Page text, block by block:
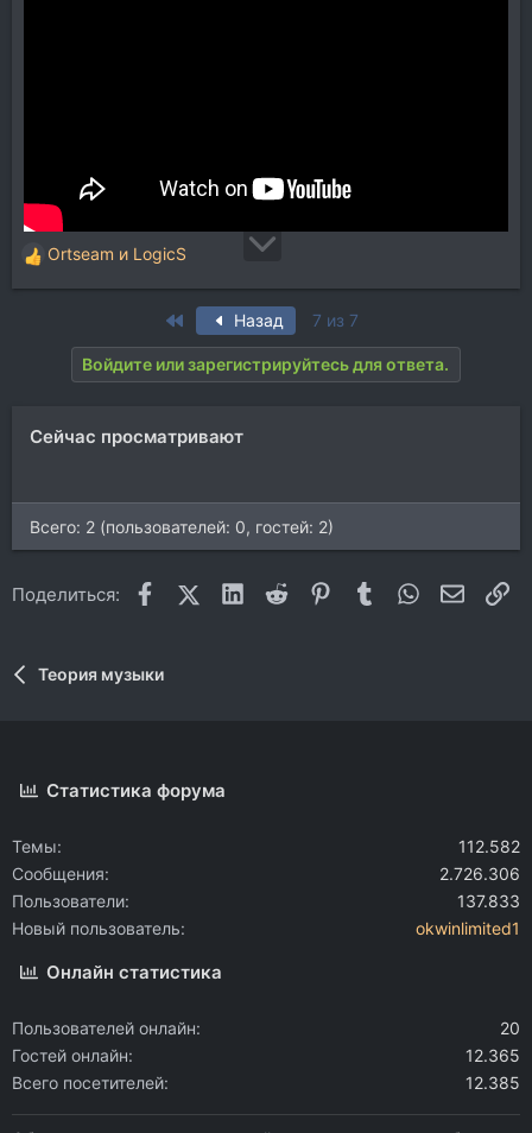
Р
е
Ortseam и LogicS
First Назад 7 из 7
Войдите или зарегистрируйтесь для ответа.
Сейчас просматривают
Всего: 2 (пользователей: 0, гостей: 2)
Поделиться: FacebookX (Twitter)
LinkedIn
Reddit Pinterest
Tumblr WhatsApp
Теория музыки
Статистика форума
Темы
112.582
Сообщения
2.726.306
Пользователи
137.833
Новый пользователь
okwinlimited1
Онлайн статистика
Пользователей онлайн
20
Гостей онлайн
12.365
Всего посетителей
12.385